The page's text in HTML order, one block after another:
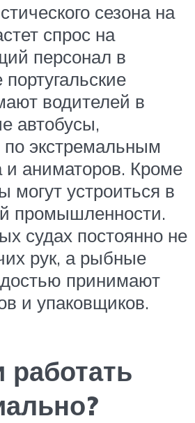
сезона на
спрос на
персонал в
водителей в
автобусы,
по экстремальным
и аниматоров. Кроме
могут устроиться в
промышленности.
судах постоянно не
рук, а рыбные
принимают
и упаковщиков.
работать